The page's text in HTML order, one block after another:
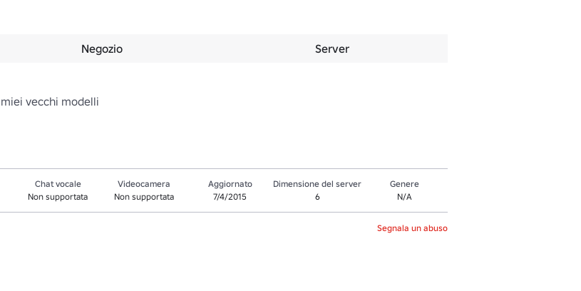
Negozio Server
vecchi modelli
Chat vocale
Non supportata
Videocamera
Non supportata
Aggiornato
7/4/2015
Dimensione del server
6
Genere
N/A
Segnala un abuso